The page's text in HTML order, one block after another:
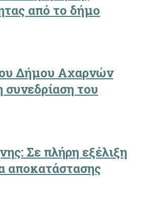
από το δήμο
Δήμου Αχαρνών
του
Σε πλήρη εξέλιξη
αποκατάστασης